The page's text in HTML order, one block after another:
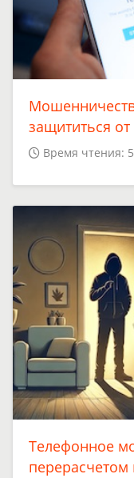
защититься
Время чтения:
Телефонное
перерасчетом